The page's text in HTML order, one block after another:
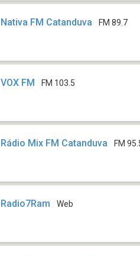
Nativa FM Catanduva FM 89.7
VOX FM FM 103.5
Rádio Mix FM Catanduva FM
Radio7Ram Web